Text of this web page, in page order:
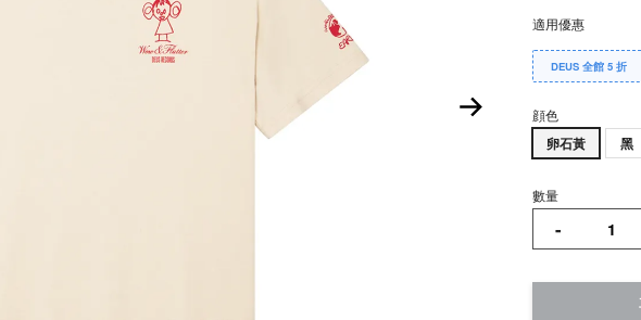
適用優惠
DEUS 全館 5 折
顔色
卵石黃 黑
數量
-